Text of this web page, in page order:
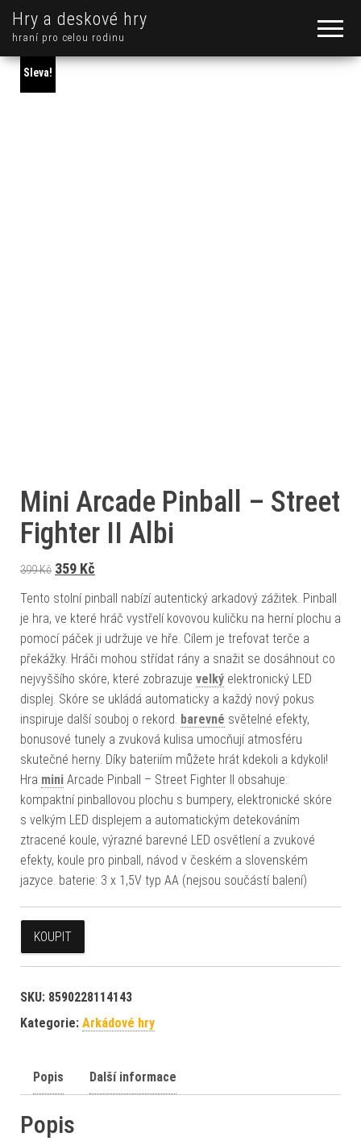
Hry a deskové hry
hraní pro celou rodinu
Sleva!
Mini Arcade Pinball – Street
Fighter II Albi
399Kč Původní cena byla: 399 Kč.
359 Kč
Tento stolní pinball nabízí autentický arkadový zážitek. Pinball
je hra, ve které hráč vystřelí kovovou kuličku na herní plochu a
pomocí páček ji udržuje ve hře. Cílem je trefovat terče a
překážky. Hráči mohou střídat rány a snažit se dosáhnout co
nejvyššího skóre, které zobrazuje velký elektronický LED
displej. Skóre se ukládá automaticky a každý nový pokus
inspiruje další souboj o rekord. barevné světelné efekty,
bonusové tunely a zvuková kulisa umocňují atmosféru
skutečné herny. Díky bateriím můžete hrát kdekoli a kdykoli!
Hra mini Arcade Pinball – Street Fighter II obsahuje:
kompaktní pinballovou plochu s bumpery, elektronické skóre
s velkým LED displejem a automatickým detekováním
ztracené koule, výrazné barevné LED osvětlení a zvukové
efekty, koule pro pinball, návod v českém a slovenském
jazyce. baterie: 3 x 1,5V typ AA (nejsou součástí balení)
KOUPIT
SKU: 8590228114143
Kategorie: Arkádové hry
Popis Další informace
Popis